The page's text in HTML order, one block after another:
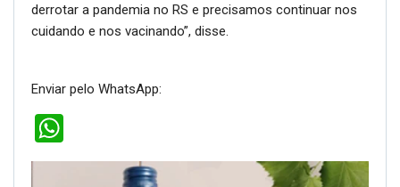
derrotar a pandemia no RS e precisamos continuar nos
cuidando e nos vacinando”, disse.
Enviar pelo WhatsApp: